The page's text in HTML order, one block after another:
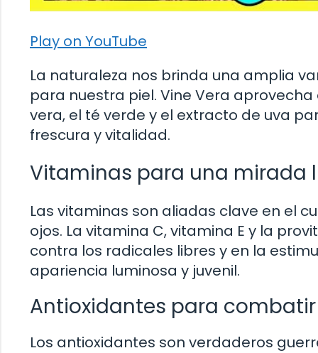
Play on YouTube
La naturaleza nos brinda una amplia
para nuestra piel. Vine Vera
vera, el té verde y el extracto de uva
frescura y vitalidad.
Vitaminas para una mirada
Las vitaminas son aliadas clave en el
ojos. La vitamina C, vitamina E y la
contra los radicales libres y en la
apariencia luminosa y juvenil.
Antioxidantes para
Los antioxidantes son verdaderos